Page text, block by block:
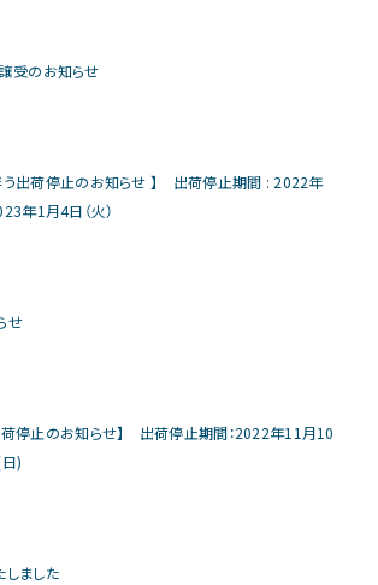
受のお知らせ
う出荷停止のお知らせ 】 出荷停止期間 : 2022年
年1月4日（火）
せ
荷停止のお知らせ】 出荷停止期間：2022年11月10
)
ました